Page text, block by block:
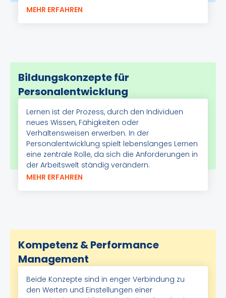
MEHR ERFAHREN
Bildungskonzepte für
Personalentwicklung
Lernen ist der Prozess, durch den Individuen
neues Wissen, Fähigkeiten oder
Verhaltensweisen erwerben. In der
Personalentwicklung spielt lebenslanges Lernen
eine zentrale Rolle, da sich die Anforderungen in
der Arbeitswelt ständig verändern.
MEHR ERFAHREN
Kompetenz & Performance
Management
Beide Konzepte sind in enger Verbindung zu
den Werten und Einstellungen einer